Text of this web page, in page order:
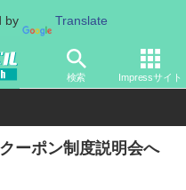
by Translate
検索 Impressサイト
政府・官庁 観光庁
ーポン制度説明会へ